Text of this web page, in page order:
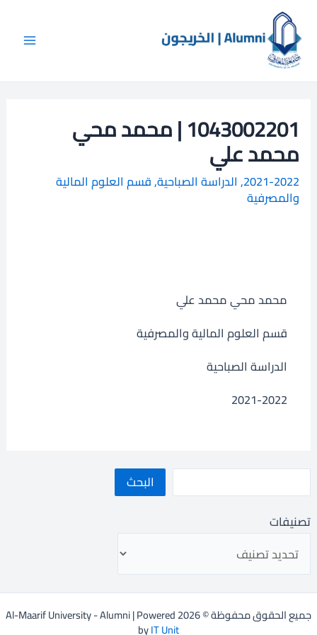
المحتوى
البحث
تصنيفات
1043002201 | محمد محي
محمد علي
2021-2022
, الدراسة الصباحية,قسم العلوم المالية
والمصرفية
محمد محي محمد علي
قسم العلوم المالية والمصرفية
الدراسة الصباحية
2021-2022
جميع الحقوق محفوظة © 2026 Al-Maarif University - Alumni | Powered
byIT Unit